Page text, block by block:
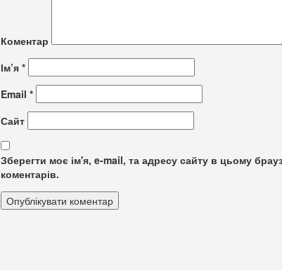
Коментар
Ім’я *
Email *
Сайт
Зберегти моє ім'я, e-mail, та адресу сайту в цьому
коментарів.